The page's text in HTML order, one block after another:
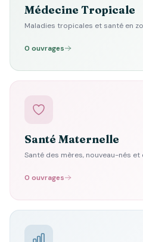
Médecine Tropicale
Maladies tropicales et santé en
0 ouvrages
Santé Maternelle
Santé des mères, nouveau-nés et
0 ouvrages